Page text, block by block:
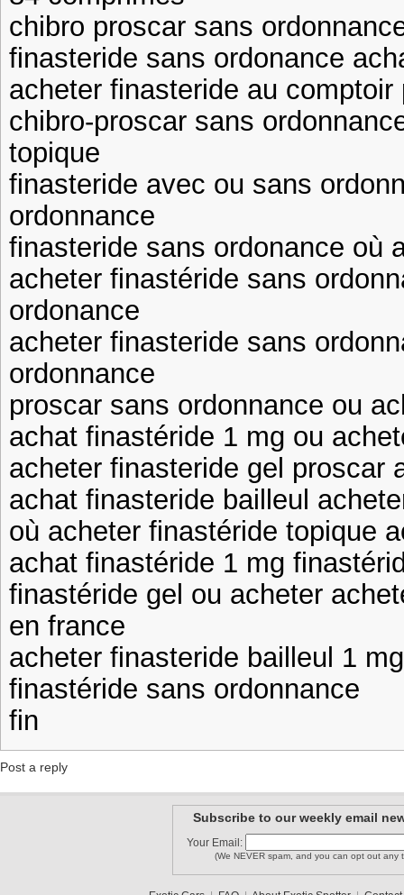
chibro proscar sans
finasteride sans ordonance
acheter finasteride au
chibro-proscar sans
topique
finasteride avec ou sans
ordonnance
finasteride sans ordonance où
acheter finastéride sans
ordonance
acheter finasteride sans
ordonnance
proscar sans ordonnance ou
achat finastéride 1 mg ou
acheter finasteride gel proscar
achat finasteride bailleul
où acheter finastéride topique
achat finastéride 1 mg
finastéride gel ou acheter
en france
acheter finasteride bailleul 1
finastéride sans ordonnance
fin
Post a reply
Subscribe to our weekly email
Your Email:
(We NEVER spam, and you can opt out any